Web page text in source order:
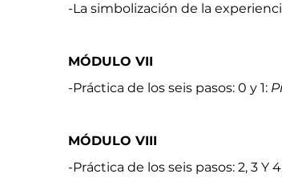
-La simbolización de la
MÓDULO VII
-Práctica de los seis pasos: 0 y 1:
MÓDULO VIII
-Práctica de los seis pasos: 2, 3 Y